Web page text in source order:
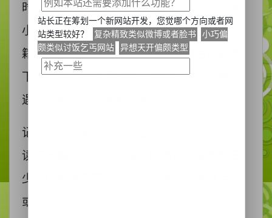
时只是读到，觉得好笑简单。经常看到武侠
小说里的奇遇，什么坠入山谷遇到武侠秘
籍，因此练成绝世神功，复出江湖后名震天
下。就像郭靖学了降龙十八掌一样。这种奇
遇，在年幼时读大量武侠小说时看的很多。
记得我把金庸古龙梁羽生等等武侠小说家都
读完一遍多。那时，没有网络，只能去磐石
少见的租书店花钱阅读，似乎一本书几毛钱
或者一块钱。
站长正在筹划一个新网站开发，您觉哪个方向或者网
站类型较好？
复杂精致类似微博或者脸书 小巧偏
颇类似讨饭乞丐网站 异想天开偏颇类型